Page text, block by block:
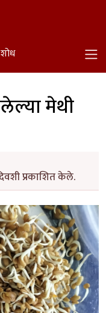
शोध
मेथी
प्रकाशित केले.